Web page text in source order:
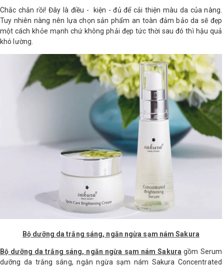
Chắc chắn rồi! Đây là điều - kiện - đủ để cải thiện màu da của nàng.
Tuy nhiên nàng nên lựa chọn sản phẩm an toàn đảm bảo da sẽ đẹp
một cách khỏe mạnh chứ không phải đẹp tức thời sau đó thì hậu quả
khó lường.
Bộ dưỡng da trắng sáng, ngăn ngừa sạm nám Sakura
Bộ dưỡng da trắng sáng, ngăn ngừa sạm nám Sakura gồm Serum
dưỡng da trắng sáng, ngăn ngừa sạm nám Sakura Concentrated